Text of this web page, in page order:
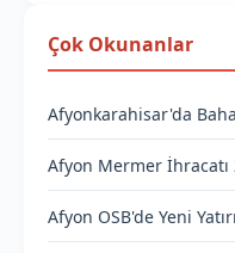
Çok Okunanlar
Afyonkarahisar'da
Afyon Mermer İhracatı
Afyon OSB'de Yeni